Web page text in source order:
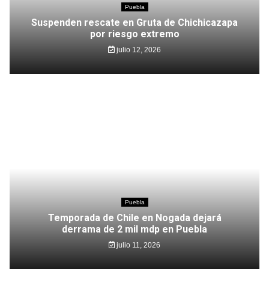
Puebla
Suspenden rescate en Gruta de Chichicazapa
por riesgo extremo
julio 12, 2026
Puebla
Temporada de Chile en Nogada dejará
derrama de 2 mil mdp en Puebla
julio 11, 2026